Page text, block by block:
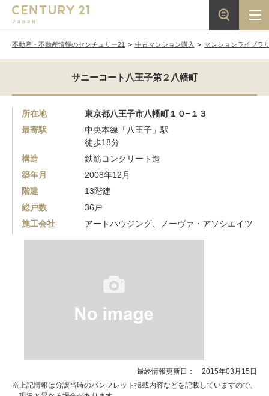
不動産・不動産情報のセンチュリー21 中古マンション購入 マンションライブラ
サニーコート八王子第２八幡町
所在地
東京都八王子市八幡町１０−１３
最寄駅
中央本線「八王子」駅
徒歩18分
構造
鉄筋コンクリート造
築年月
2008年12月
階建
13階建
総戸数
36戸
施工会社
アートハウジング、ノーヴァ・アソシエイツ
最終情報更新日： 2015年03月15日
※上記情報は分譲当時のパンフレット掲載内容などを記載していますので、